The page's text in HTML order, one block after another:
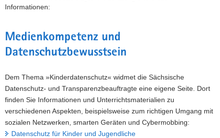
d
a
v
n
Informationen:
Medienkompetenz und
Datenschutzbewusstsein
Dem Thema »Kinderdatenschutz« widmet die Sächsische
Datenschutz- und Transparenzbeauftragte eine eigene Seite. Dort
finden Sie Informationen und Unterrichtsmaterialien zu
verschiedenen Aspekten, beispielsweise zum richtigen Umgang mit
sozialen Netzwerken, smarten Geräten und Cybermobbing:
Datenschutz für Kinder und Jugendliche